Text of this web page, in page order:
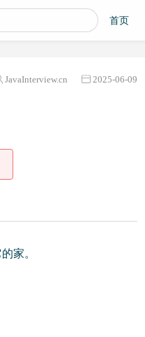
首页
JavaInterview.cn 2025-06-09
家。